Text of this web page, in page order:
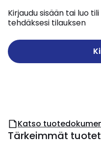
Kirjaudu sisään tai luo
tehdäksesi tilauksen
Katso
Tärkeimmät